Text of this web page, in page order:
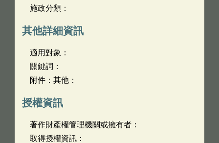
施政分類：
其他詳細資訊
適用對象：
關鍵詞：
附件：其他：
授權資訊
著作財產權管理機關或擁有者：
取得授權資訊：